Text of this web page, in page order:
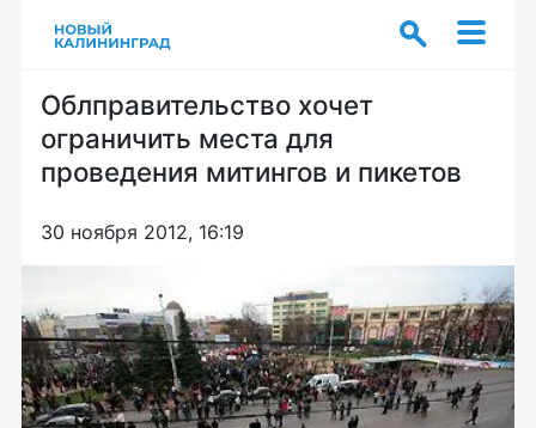
Облправительство хочет
ограничить места для
проведения митингов и пикетов
30 ноября 2012, 16:19